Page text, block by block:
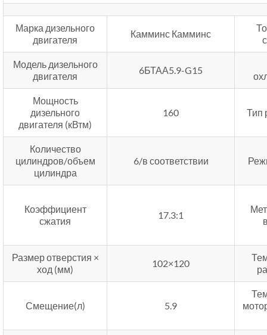
Марка дизельного
двигателя
Камминс Камминс
Модель дизельного
двигателя
6БТАА5.9-G15
Мощность
дизельного
двигателя (кВтм)
160 Тип
Количество
цилиндров/объем
цилиндра
6/в соответствии
Коэффициент
сжатия
17.3:1
Размер отверстия ×
ход (мм)
102×120
Смещение(л) 5.9